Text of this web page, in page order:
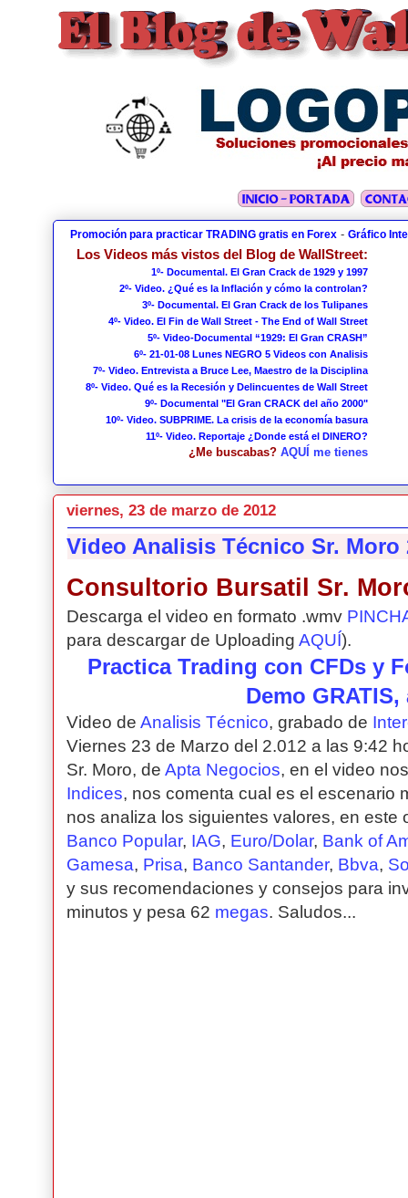
Promoción para practicar TRADING gratis en Forex - Gráfico
Los Videos más vistos del Blog de WallStreet:
1º- Documental. El Gran Crack de 1929 y 1997
2º- Video. ¿Qué es la Inflación y cómo la controlan?
3º- Documental. El Gran Crack de los Tulipanes
4º- Video. El Fin de Wall Street - The End of Wall Street
5º- Video-Documental “1929: El Gran CRASH”
6º- 21-01-08 Lunes NEGRO 5 Videos con Analisis
7º- Video. Entrevista a Bruce Lee, Maestro de la Disciplina
8º- Video. Qué es la Recesión y Delincuentes de Wall Street
9º- Documental "El Gran CRACK del año 2000"
10º- Video. SUBPRIME. La crisis de la economía basura
11º- Video. Reportaje ¿Donde está el DINERO?
¿Me buscabas?AQUÍ me tienes
viernes, 23 de marzo de 2012
Video Analisis Técnico Sr. Moro
Consultorio Bursatil Sr.
Descarga el video en formato .wmv
para descargar de UploadingAQUÍ).
Practica Trading con CFDs y
Demo
Video deAnalisis Técnico, grabado de
Viernes 23 de Marzo del 2.012 a las 9:42
Sr. Moro, deApta Negocios, en el video
Indices, nos comenta cual es el escenario
nos analiza los siguientes valores, en este
Banco Popular, IAG, Euro/Dolar, Bank of
Gamesa, Prisa, Banco Santander, Bbva,
y sus recomendaciones y consejos para
minutos y pesa 62 megas. Saludos...